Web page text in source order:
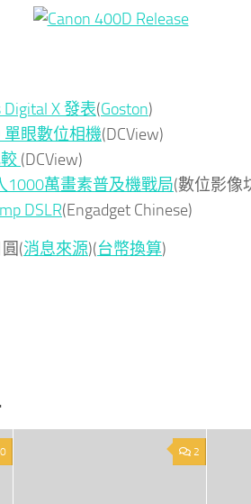
Digital X 發表(Goston)
單眼數位相機(DCView)
(DCView)
1000萬畫素普及機戰局(數位影像
DSLR(Engadget Chinese)
(消息來源)(台幣換算)
0 2